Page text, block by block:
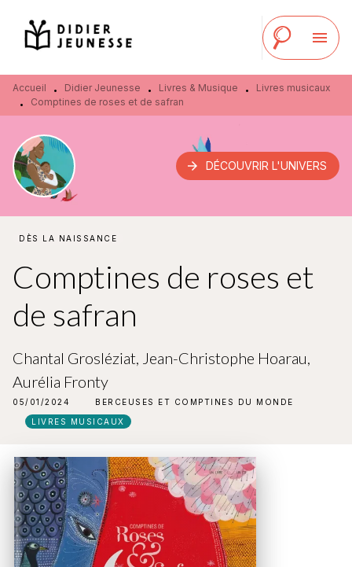
MENU RECHERCHE
PIED DE PAGE
menu
Accueil • Didier Jeunesse • Livres & Musique •
Livres musicaux
•
Comptines de roses et de safran
arrow_forward DÉCOUVRIR L'UNIVERS
DÈS LA NAISSANCE
Comptines de roses et
de safran
Chantal Grosléziat Jean-Christophe Hoarau
Aurélia Fronty
05/01/2024 BERCEUSES ET COMPTINES DU MONDE
LIVRES MUSICAUX